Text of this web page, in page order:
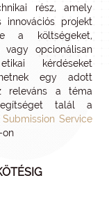
rész, amely
projekt
a költségeket,
vagy opcionálisan
kérdéseket
egy adott
releváns a téma
talál a
Service
-on